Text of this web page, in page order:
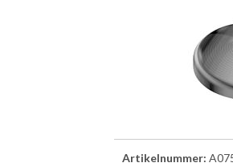
Artikelnummer: